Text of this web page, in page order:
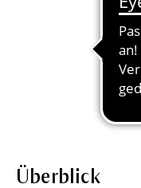
Überblick